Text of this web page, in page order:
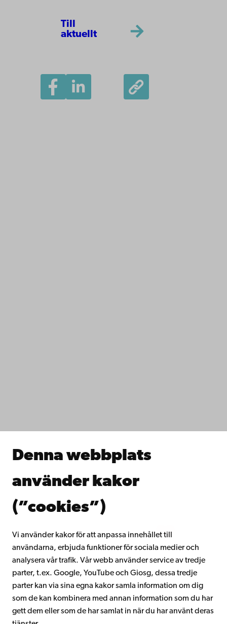
Denna webbplats
använder kakor
(”cookies”)
Vi använder kakor för att anpassa innehållet till
användarna, erbjuda funktioner för sociala medier och
analysera vår trafik. Vår webb använder service av tredje
parter, t.ex. Google, YouTube och Giosg, dessa tredje
parter kan via sina egna kakor samla information om dig
som de kan kombinera med annan information som du har
gett dem eller som de har samlat in när du har använt deras
Till
aktuellt
Samarbeta med oss
Kontinuerligt lärande
Gå med i Åbo Akademis alumnnätverk
Intranätet
Facebook InstagramYouTube LinkedIn Blog Snapchat